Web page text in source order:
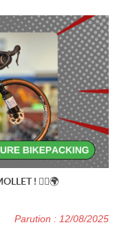
! 🚴‍♂️🌍
Parution : 12/08/2025